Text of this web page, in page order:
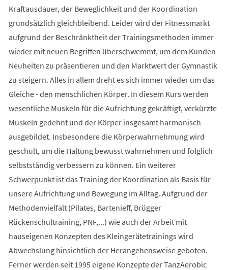
Kraftausdauer, der Beweglichkeit und der Koordination
grundsätzlich gleichbleibend. Leider wird der Fitnessmarkt
aufgrund der Beschränktheit der Trainingsmethoden immer
wieder mit neuen Begriffen überschwemmt, um dem Kunden
Neuheiten zu präsentieren und den Marktwert der Gymnastik
zu steigern. Alles in allem dreht es sich immer wieder um das
Gleiche - den menschlichen Körper. In diesem Kurs werden
wesentliche Muskeln für die Aufrichtung gekräftigt, verkürzte
Muskeln gedehnt und der Körper insgesamt harmonisch
ausgebildet. Insbesondere die Körperwahrnehmung wird
geschult, um die Haltung bewusst wahrnehmen und folglich
selbstständig verbessern zu können. Ein weiterer
Schwerpunkt ist das Training der Koordination als Basis für
unsere Aufrichtung und Bewegung im Alltag. Aufgrund der
Methodenvielfalt (Pilates, Bartenieff, Brügger
Rückenschultraining, PNF,...) wie auch der Arbeit mit
hauseigenen Konzepten des Kleingerätetrainings wird
Abwechslung hinsichtlich der Herangehensweise geboten.
Ferner werden seit 1995 eigene Konzepte der TanzAerobic